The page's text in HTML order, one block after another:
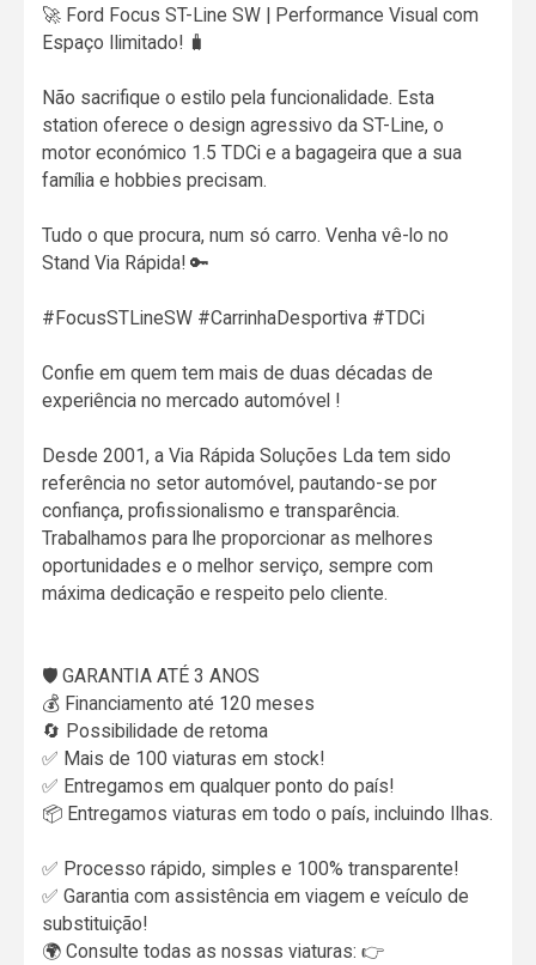
🚀 Ford Focus ST-Line SW | Performance Visual com
Espaço Ilimitado! 🧳
Não sacrifique o estilo pela funcionalidade. Esta
station oferece o design agressivo da ST-Line, o
motor económico 1.5 TDCi e a bagageira que a sua
família e hobbies precisam.
Tudo o que procura, num só carro. Venha vê-lo no
Stand Via Rápida! 🔑
#FocusSTLineSW #CarrinhaDesportiva #TDCi
Confie em quem tem mais de duas décadas de
experiência no mercado automóvel !
Desde 2001, a Via Rápida Soluções Lda tem sido
referência no setor automóvel, pautando-se por
confiança, profissionalismo e transparência.
Trabalhamos para lhe proporcionar as melhores
oportunidades e o melhor serviço, sempre com
máxima dedicação e respeito pelo cliente.
🛡️ GARANTIA ATÉ 3 ANOS
💰 Financiamento até 120 meses
🔄 Possibilidade de retoma
✅ Mais de 100 viaturas em stock!
✅ Entregamos em qualquer ponto do país!
📦 Entregamos viaturas em todo o país, incluindo Ilhas.
✅ Processo rápido, simples e 100% transparente!
✅ Garantia com assistência em viagem e veículo de
substituição!
🌍 Consulte todas as nossas viaturas: 👉